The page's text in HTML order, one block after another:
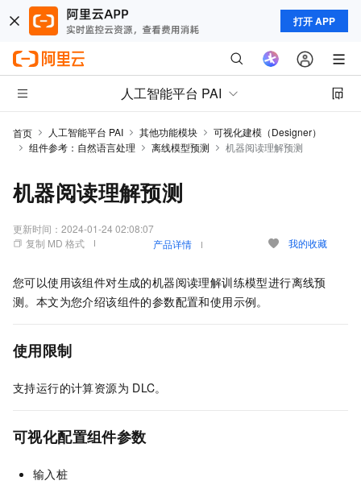
打开 APP
人工智能平台 PAI
首页 人工智能平台 PAI 其他功能模块
可视化建模（Designer）
组件参考：自然语言处理
离线模型预测 机器阅读理解预测
机器阅读理解预测
更新时间： 2024-01-24 02:08:07
复制 MD 格式
产品详情 我的收藏
您可以使用该组件对生成的机器阅读理解训练模型进行离线预
测。本文为您介绍该组件的参数配置和使用示例。
使用限制
支持运行的计算资源为 DLC。
可视化配置组件参数
输入桩